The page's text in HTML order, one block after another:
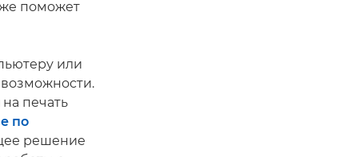
поможет
или
возможности.
печать
по
решение